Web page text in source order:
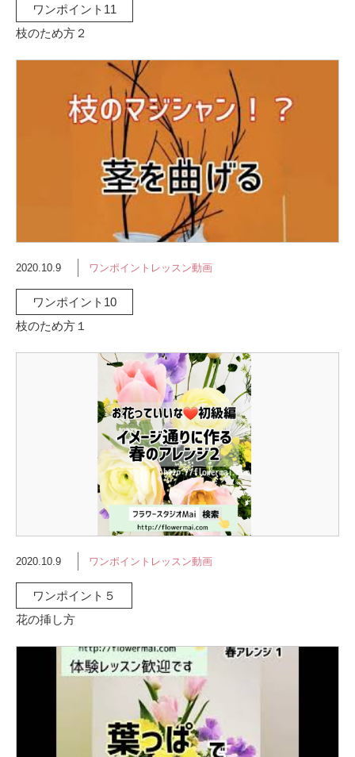
ワンポイント11
枝のため方２
2020.10.9 ワンポイントレッスン動画
ワンポイント10
枝のため方１
2020.10.9 ワンポイントレッスン動画
ワンポイント５
花の挿し方